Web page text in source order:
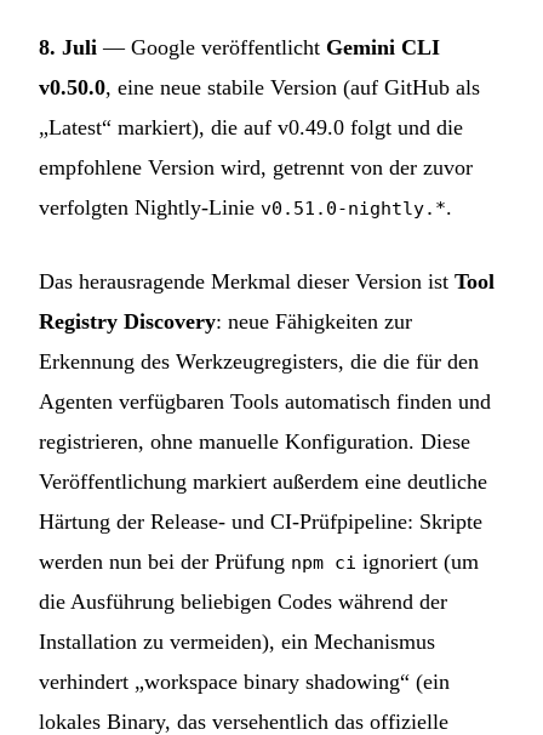
8. Juli — Google veröffentlicht Gemini CLI
v0.50.0, eine neue stabile Version (auf GitHub als
„Latest“ markiert), die auf v0.49.0 folgt und die
empfohlene Version wird, getrennt von der zuvor
verfolgten Nightly-Linie v0.51.0-nightly.*.
Das herausragende Merkmal dieser Version ist Tool
Registry Discovery: neue Fähigkeiten zur
Erkennung des Werkzeugregisters, die die für den
Agenten verfügbaren Tools automatisch finden und
registrieren, ohne manuelle Konfiguration. Diese
Veröffentlichung markiert außerdem eine deutliche
Härtung der Release- und CI-Prüfpipeline: Skripte
werden nun bei der Prüfung npm ci ignoriert (um
die Ausführung beliebigen Codes während der
Installation zu vermeiden), ein Mechanismus
verhindert „workspace binary shadowing“ (ein
lokales Binary, das versehentlich das offizielle